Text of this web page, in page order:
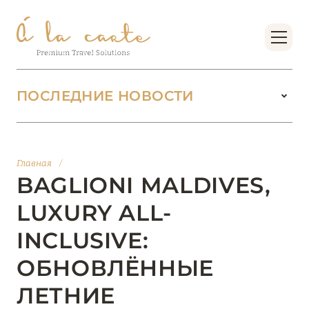
Главная /
BAGLIONI MALDIVES,
LUXURY ALL-
INCLUSIVE:
ОБНОВЛЁННЫЕ
ЛЕТНИЕ
ПОСЛЕДНИЕ НОВОСТИ
БУТИК-КУРОРТЫ МАЛЬДИВСКИХ ОСТРОВОВ
Подробнее
01 июня 2026
JUMEIRAH OLHAHALI ISLAND MALDIVES: ВАШ
ОАЗИС ТЕПЛА И ИЗЫСКАННОСТИ